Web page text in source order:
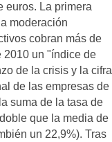
euros. La primera
moderación
cobran más de
2010 un "índice de
de la crisis y la cifra
de las empresas de
suma de la tasa de
que la media de
un 22,9%). Tras